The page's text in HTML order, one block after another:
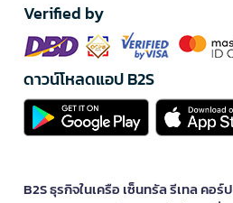
Verified by
ดาวน์โหลดแอป B2S
B2S ธุรกิจในเครือ เซ็นทรัล รีเทล คอ